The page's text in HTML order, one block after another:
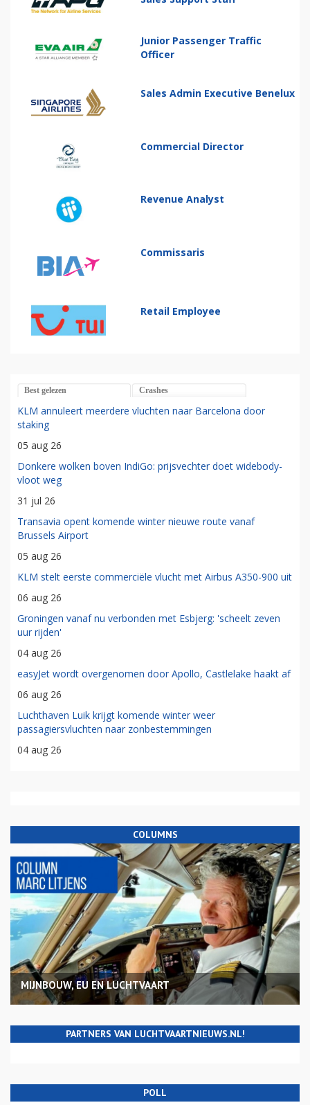
Junior Passenger Traffic
Officer
Sales Admin Executive Benelux
Commercial Director
Revenue Analyst
Commissaris
Retail Employee
Best gelezen Crashes
KLM annuleert meerdere vluchten naar Barcelona door
staking
05 aug 26
Donkere wolken boven IndiGo: prijsvechter doet widebody-
vloot weg
31 jul 26
Transavia opent komende winter nieuwe route vanaf
Brussels Airport
05 aug 26
KLM stelt eerste commerciële vlucht met Airbus A350-900 uit
06 aug 26
Groningen vanaf nu verbonden met Esbjerg: 'scheelt zeven
uur rijden'
04 aug 26
easyJet wordt overgenomen door Apollo, Castlelake haakt af
06 aug 26
Luchthaven Luik krijgt komende winter weer
passagiersvluchten naar zonbestemmingen
04 aug 26
COLUMNS
MIJNBOUW, EU EN LUCHTVAART
PARTNERS VAN LUCHTVAARTNIEUWS.NL!
POLL